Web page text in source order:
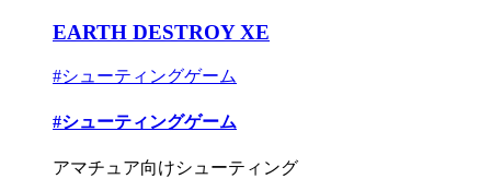
EARTH DESTROY XE
#シューティングゲーム
#シューティングゲーム
アマチュア向けシューティング